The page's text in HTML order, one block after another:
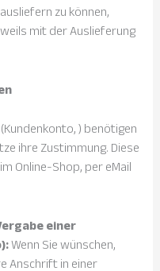
zu können,
mit der Auslieferung
) benötigen
ihre Zustimmung. Diese
Online-Shop, per eMail
einer
Wenn Sie wünschen,
Anschrift in einer